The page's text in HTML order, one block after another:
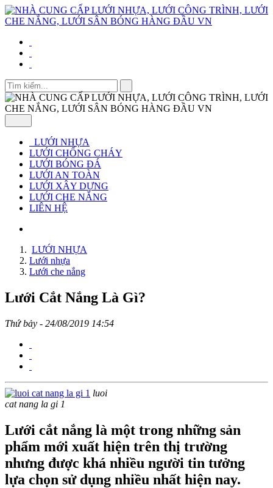
LƯỚI NHỰA
LƯỚI CHỐNG CHÁY
LƯỚI BÓNG ĐÁ
LƯỚI AN TOÀN
LƯỚI XÂY DỰNG
LƯỚI CHE NẮNG
LIÊN HỆ
LƯỚI NHỰA
Lưới nhựa
Lưới che nắng
Lưới Cắt Nắng Là Gì?
Thứ bảy - 24/08/2019 14:54
luoi
cat nang la gi 1
Lưới cắt nắng là một trong những sản
phẩm mới xuất hiện trên thị trường
nhưng được khá nhiều người tin tưởng
lựa chọn sử dụng nhiều nhất hiện nay.